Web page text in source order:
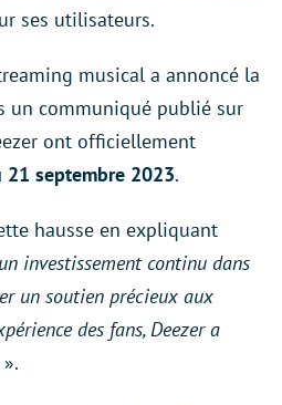
ses utilisateurs.
musical a annoncé la
un communiqué publié sur
ont officiellement
21 septembre 2023.
hausse en expliquant
investissement continu dans
un soutien précieux aux
des fans, Deezer a
».